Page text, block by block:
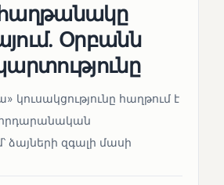
Օրբանն
կուսակցությունը հաղթում է
ձայների զգալի մասի